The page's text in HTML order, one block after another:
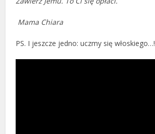
Mama Chiara
PS. I jeszcze jedno: uczmy się włoskiego…!